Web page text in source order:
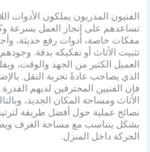
الفنيون المدربون يملكون الأدوات
تساعدهم على إنجاز العمل بسرعة
مفكات خاصة، أدوات رفع حديثة،
تثبيت الأثاث أو تفكيكه بدقة.
العميل الكثير من الجهد والوقت،
الذي يصاحب عادةً تجربة النقل.
فإن الفنيين المحترفين لديهم
الأثاث ومساحة المكان الجديد،
نصائح عملية حول أفضل طريقة
بشكل يتناسب مع مساحة الغرف
الحركة داخل المنزل.